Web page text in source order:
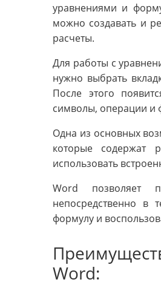
уравнениями и
можно создавать и
расчеты.
Для работы с
нужно выбрать
После этого
символы, операции и
Одна из основных
которые содержат
использовать
Word позволяет
непосредственно в
формулу и
Word: